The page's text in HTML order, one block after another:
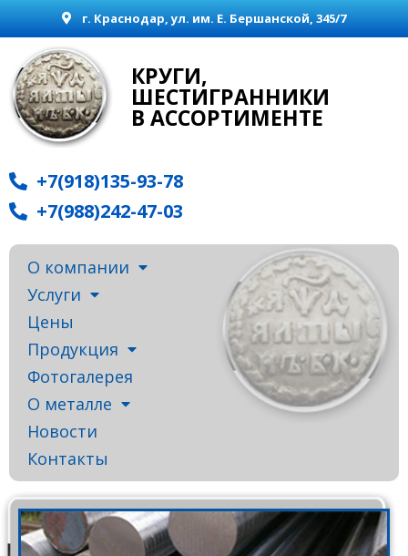
г. Краснодар, ул. им. Е. Бершанской, 345/7
КРУГИ,
ШЕСТИГРАННИКИ
В АССОРТИМЕНТЕ
+7(918)135-93-78
+7(988)242-47-03
О компании
Услуги
Цены
Продукция
Фотогалерея
О металле
Новости
Контакты